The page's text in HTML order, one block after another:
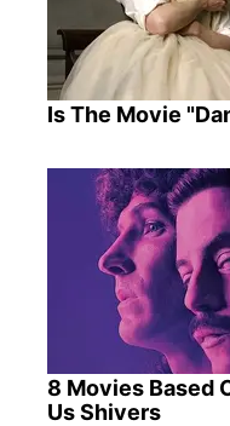
Is The Movie
8 Movies Based
Us Shivers